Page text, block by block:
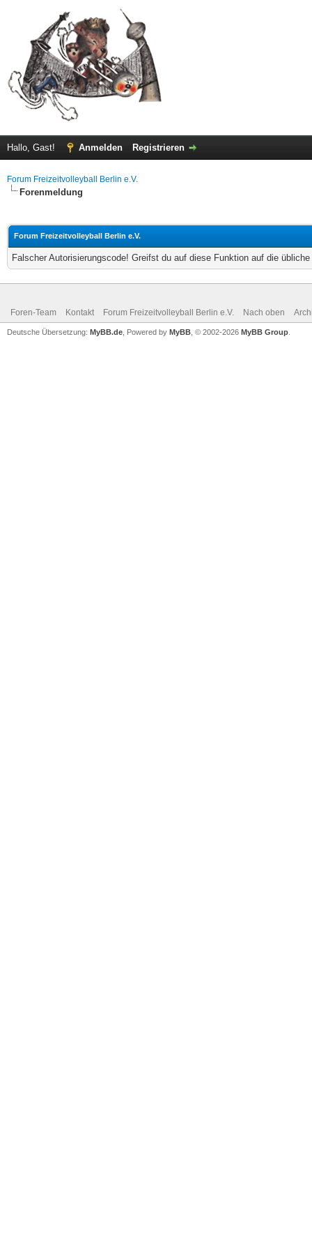
Hallo, Gast! Anmelden Registrieren
Forum Freizeitvolleyball Berlin e.V.
Forenmeldung
Forum Freizeitvolleyball Berlin e.V.
Falscher Autorisierungscode! Greifst du auf diese Funktion auf die
Foren-Team Kontakt Forum Freizeitvolleyball Berlin e.V. Nach oben
Deutsche Übersetzung: MyBB.de , Powered by MyBB , © 2002-2026 MyBB Group